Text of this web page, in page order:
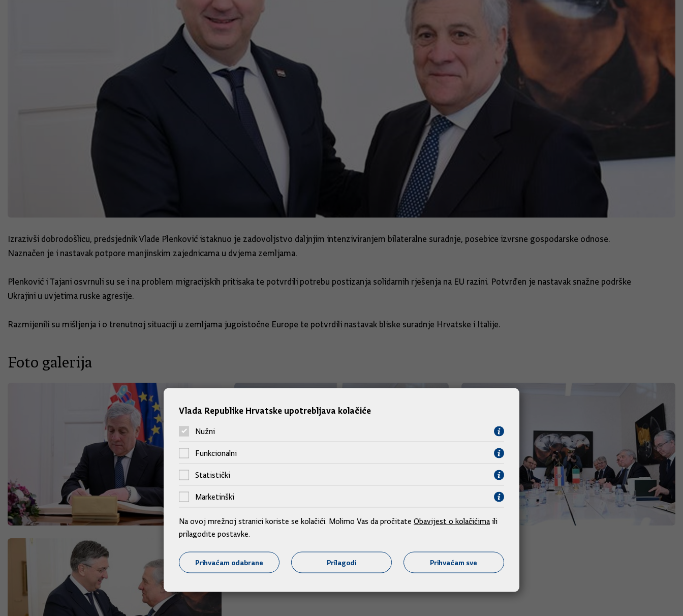
Izrazivši dobrodošlicu, predsjednik Vlade Plenković istaknuo je zadovoljstvo daljnjim intenziviranjem bilateralne suradnje, posebice izvrsne gospodarske odnose.
Naznačen je i nastavak potpore manjinskim zajednicama u dvjema zemljama.
Plenković i Tajani osvrnuli su se i na problem migracijskih pritisaka te potvrdili potrebu postizanja solidarnih rješenja na EU razini. Potvrđen je nastavak snažne podrške
Ukrajini u uvjetima ruske agresije.
Razmijenili su mišljenja i o trenutnoj situaciji u zemljama jugoistočne Europe te potvrdili nastavak bliske suradnje Hrvatske i Italije.
Foto galerija
Vlada Republike Hrvatske upotrebljava kolačiće
Nužni
Funkcionalni
Statistički
Marketinški
Na ovoj mrežnoj stranici koriste se kolačići. Molimo Vas da pročitate Obavijest o kolačićima ili
prilagodite postavke.
Prihvaćam odabrane Prilagodi Prihvaćam sve